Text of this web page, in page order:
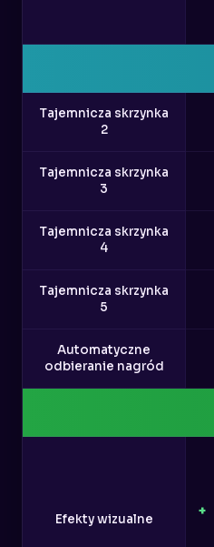
Tajemnicza skrzynka
2
Tajemnicza skrzynka
3
Tajemnicza skrzynka
4
Tajemnicza skrzynka
5
Automatyczne
odbieranie nagród
Efekty wizualne